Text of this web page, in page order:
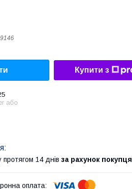
Купити з
або
14 днів за рахунок покупця